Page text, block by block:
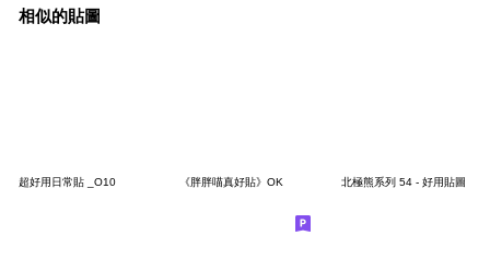
相似的貼圖
超好用日常貼 _O10 《胖胖喵真好貼》OK 北極熊系列 54 - 好用貼圖